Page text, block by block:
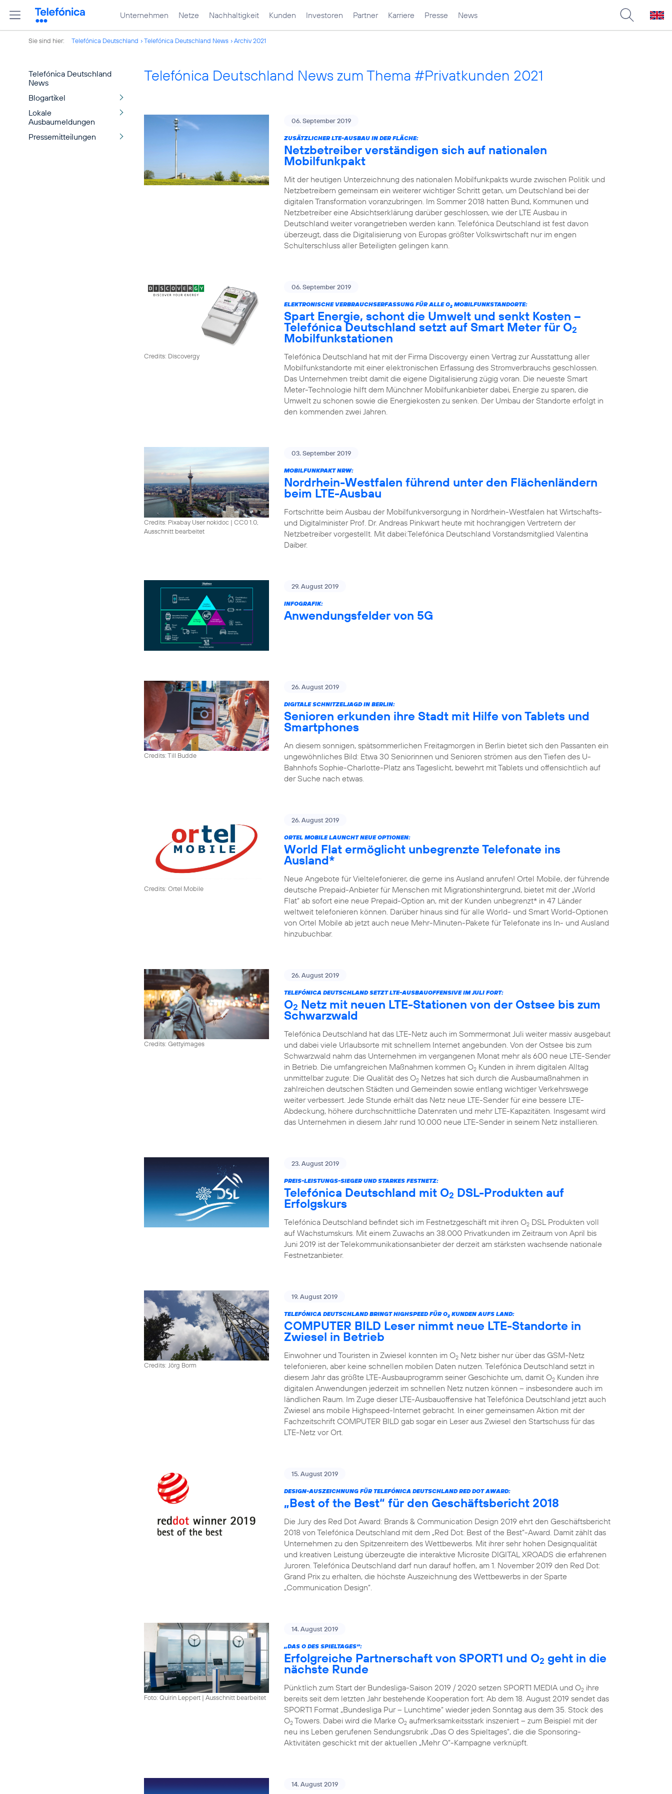
Unternehmen Netze Nachhaltigkeit Kunden Investoren Partner Karriere Presse News
Sie sind hier: Telefónica Deutschland Telefónica Deutschland News Archiv 2021
Telefónica Deutschland
News
Blogartikel
Lokale
Ausbaumeldungen
Pressemitteilungen
Telefónica Deutschland News zum Thema #Privatkunden 2021
06. September 2019
ZUSÄTZLICHER LTE-AUSBAU IN DER FLÄCHE:
Netzbetreiber verständigen sich auf nationalen
Mobilfunkpakt
Mit der heutigen Unterzeichnung des nationalen Mobilfunkpakts wurde zwischen Politik und
Netzbetreibern gemeinsam ein weiterer wichtiger Schritt getan, um Deutschland bei der
digitalen Transformation voranzubringen. Im Sommer 2018 hatten Bund, Kommunen und
Netzbetreiber eine Absichtserklärung darüber geschlossen, wie der LTE Ausbau in
Deutschland weiter vorangetrieben werden kann. Telefónica Deutschland ist fest davon
überzeugt, dass die Digitalisierung von Europas größter Volkswirtschaft nur im engen
Schulterschluss aller Beteiligten gelingen kann.
Credits: Discovergy
06. September 2019
ELEKTRONISCHE VERBRAUCHSERFASSUNG FÜR ALLE O2 MOBILFUNKSTANDORTE:
Spart Energie, schont die Umwelt und senkt Kosten –
Telefónica Deutschland setzt auf Smart Meter für O2
Mobilfunkstationen
Telefónica Deutschland hat mit der Firma Discovergy einen Vertrag zur Ausstattung aller
Mobilfunkstandorte mit einer elektronischen Erfassung des Stromverbrauchs geschlossen.
Das Unternehmen treibt damit die eigene Digitalisierung zügig voran. Die neueste Smart
Meter-Technologie hilft dem Münchner Mobilfunkanbieter dabei, Energie zu sparen, die
Umwelt zu schonen sowie die Energiekosten zu senken. Der Umbau der Standorte erfolgt in
den kommenden zwei Jahren.
Credits: Pixabay User nokidoc | CC0 1.0,
Ausschnitt bearbeitet
03. September 2019
MOBILFUNKPAKT NRW:
Nordrhein-Westfalen führend unter den Flächenländern
beim LTE-Ausbau
Fortschritte beim Ausbau der Mobilfunkversorgung in Nordrhein-Westfalen hat Wirtschafts-
und Digitalminister Prof. Dr. Andreas Pinkwart heute mit hochrangigen Vertretern der
Netzbetreiber vorgestellt. Mit dabei:Telefónica Deutschland Vorstandsmitglied Valentina
Daiber.
29. August 2019
INFOGRAFIK:
Anwendungsfelder von 5G
Credits: Till Budde
26. August 2019
DIGITALE SCHNITZELJAGD IN BERLIN:
Senioren erkunden ihre Stadt mit Hilfe von Tablets und
Smartphones
An diesem sonnigen, spätsommerlichen Freitagmorgen in Berlin bietet sich den Passanten ein
ungewöhnliches Bild: Etwa 30 Seniorinnen und Senioren strömen aus den Tiefen des U-
Bahnhofs Sophie-Charlotte-Platz ans Tageslicht, bewehrt mit Tablets und offensichtlich auf
der Suche nach etwas.
Credits: Ortel Mobile
26. August 2019
ORTEL MOBILE LAUNCHT NEUE OPTIONEN:
World Flat ermöglicht unbegrenzte Telefonate ins
Ausland*
Neue Angebote für Vieltelefonierer, die gerne ins Ausland anrufen! Ortel Mobile, der führende
deutsche Prepaid-Anbieter für Menschen mit Migrationshintergrund, bietet mit der „World
Flat“ ab sofort eine neue Prepaid-Option an, mit der Kunden unbegrenzt* in 47 Länder
weltweit telefonieren können. Darüber hinaus sind für alle World- und Smart World-Optionen
von Ortel Mobile ab jetzt auch neue Mehr-Minuten-Pakete für Telefonate ins In- und Ausland
hinzubuchbar.
Credits: Gettyimages
26. August 2019
TELEFÓNICA DEUTSCHLAND SETZT LTE-AUSBAUOFFENSIVE IM JULI FORT:
O2 Netz mit neuen LTE-Stationen von der Ostsee bis zum
Schwarzwald
Telefónica Deutschland hat das LTE-Netz auch im Sommermonat Juli weiter massiv ausgebaut
und dabei viele Urlaubsorte mit schnellem Internet angebunden. Von der Ostsee bis zum
Schwarzwald nahm das Unternehmen im vergangenen Monat mehr als 600 neue LTE-Sender
in Betrieb. Die umfangreichen Maßnahmen kommen O2 Kunden in ihrem digitalen Alltag
unmittelbar zugute: Die Qualität des O2 Netzes hat sich durch die Ausbaumaßnahmen in
zahlreichen deutschen Städten und Gemeinden sowie entlang wichtiger Verkehrswege
weiter verbessert. Jede Stunde erhält das Netz neue LTE-Sender für eine bessere LTE-
Abdeckung, höhere durchschnittliche Datenraten und mehr LTE-Kapazitäten. Insgesamt wird
das Unternehmen in diesem Jahr rund 10.000 neue LTE-Sender in seinem Netz installieren.
23. August 2019
PREIS-LEISTUNGS-SIEGER UND STARKES FESTNETZ:
Telefónica Deutschland mit O2 DSL-Produkten auf
Erfolgskurs
Telefónica Deutschland befindet sich im Festnetzgeschäft mit ihren O2 DSL Produkten voll
auf Wachstumskurs. Mit einem Zuwachs an 38.000 Privatkunden im Zeitraum von April bis
Juni 2019 ist der Telekommunikationsanbieter der derzeit am stärksten wachsende nationale
Festnetzanbieter.
Credits: Jörg Borm
19. August 2019
TELEFÓNICA DEUTSCHLAND BRINGT HIGHSPEED FÜR O2 KUNDEN AUFS LAND:
COMPUTER BILD Leser nimmt neue LTE-Standorte in
Zwiesel in Betrieb
Einwohner und Touristen in Zwiesel konnten im O2 Netz bisher nur über das GSM-Netz
telefonieren, aber keine schnellen mobilen Daten nutzen. Telefónica Deutschland setzt in
diesem Jahr das größte LTE-Ausbauprogramm seiner Geschichte um, damit O2 Kunden ihre
digitalen Anwendungen jederzeit im schnellen Netz nutzen können – insbesondere auch im
ländlichen Raum. Im Zuge dieser LTE-Ausbauoffensive hat Telefónica Deutschland jetzt auch
Zwiesel ans mobile Highspeed-Internet gebracht. In einer gemeinsamen Aktion mit der
Fachzeitschrift COMPUTER BILD gab sogar ein Leser aus Zwiesel den Startschuss für das
LTE-Netz vor Ort.
15. August 2019
DESIGN-AUSZEICHNUNG FÜR TELEFÓNICA DEUTSCHLAND RED DOT AWARD:
„Best of the Best“ für den Geschäftsbericht 2018
Die Jury des Red Dot Award: Brands & Communication Design 2019 ehrt den Geschäftsbericht
2018 von Telefónica Deutschland mit dem „Red Dot: Best of the Best“-Award. Damit zählt das
Unternehmen zu den Spitzenreitern des Wettbewerbs. Mit ihrer sehr hohen Designqualität
und kreativen Leistung überzeugte die interaktive Microsite DIGITAL XROADS die erfahrenen
Juroren. Telefónica Deutschland darf nun darauf hoffen, am 1. November 2019 den Red Dot:
Grand Prix zu erhalten, die höchste Auszeichnung des Wettbewerbs in der Sparte
„Communication Design“.
Foto: Quirin Leppert | Ausschnitt bearbeitet
14. August 2019
„DAS O DES SPIELTAGES“:
Erfolgreiche Partnerschaft von SPORT1 und O2 geht in die
nächste Runde
Pünktlich zum Start der Bundesliga-Saison 2019 / 2020 setzen SPORT1 MEDIA und O2 ihre
bereits seit dem letzten Jahr bestehende Kooperation fort: Ab dem 18. August 2019 sendet das
SPORT1 Format „Bundesliga Pur – Lunchtime“ wieder jeden Sonntag aus dem 35. Stock des
O2 Towers. Dabei wird die Marke O2 aufmerksamkeitsstark inszeniert – zum Beispiel mit der
neu ins Leben gerufenen Sendungsrubrik „Das O des Spieltages“, die die Sponsoring-
Aktivitäten geschickt mit der aktuellen „Mehr O“-Kampagne verknüpft.
14. August 2019